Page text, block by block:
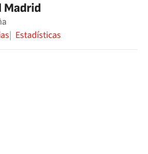
Madrid
Estadísticas